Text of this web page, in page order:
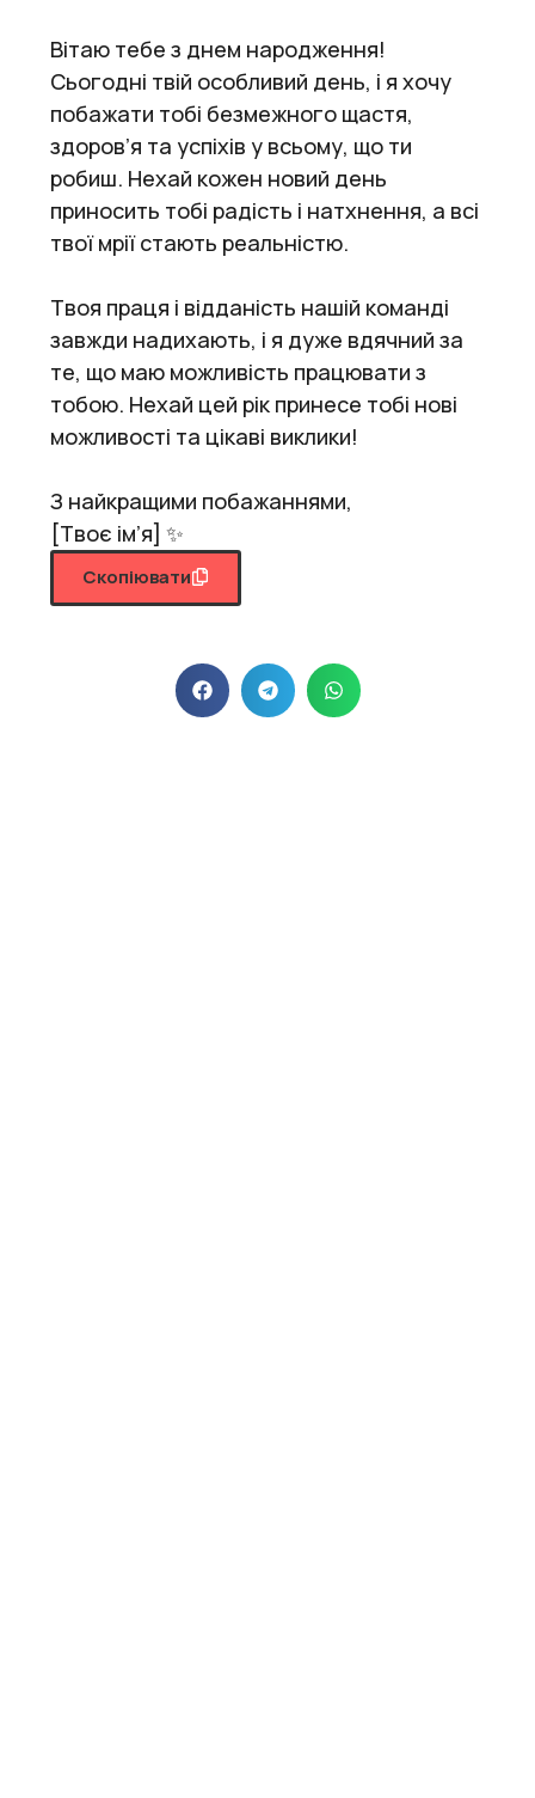
Вітаю тебе з днем народження!
Сьогодні твій особливий день, і я хочу
побажати тобі безмежного щастя,
здоров’я та успіхів у всьому, що ти
робиш. Нехай кожен новий день
приносить тобі радість і натхнення, а всі
твої мрії стають реальністю.
Твоя праця і відданість нашій команді
завжди надихають, і я дуже вдячний за
те, що маю можливість працювати з
тобою. Нехай цей рік принесе тобі нові
можливості та цікаві виклики!
З найкращими побажаннями,
[Твоє ім’я] ✨
Скопіювати